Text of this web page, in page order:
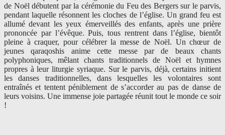
de Noël débutent par la cérémonie du Feu des Bergers sur le parvis,
pendant laquelle résonnent les cloches de l’église. Un grand feu est
allumé devant les yeux émerveillés des enfants, après une prière
prononcée par l’évêque. Puis, tous rentrent dans l’église, bientôt
pleine à craquer, pour célébrer la messe de Noël. Un chœur de
jeunes qaraqoshis anime cette messe par de beaux chants
polyphoniques, mêlant chants traditionnels de Noël et hymnes
propres à leur liturgie syriaque. Sur le parvis, déjà, certains initient
les danses traditionnelles, dans lesquelles les volontaires sont
entraînés et tentent péniblement de s’accorder au pas de danse de
leurs voisins. Une immense joie partagée réunit tout le monde ce soir
!